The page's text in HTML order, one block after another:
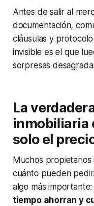
Antes de salir al
documentación,
cláusulas y
invisible es el que
sorpresas
La
inmobiliaria
solo el
Muchos
cuánto pueden
algo más importante:
tiempo ahorran y